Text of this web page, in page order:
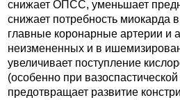
снижает ОПСС, уменьшает
снижает потребность миокарда
главные коронарные артерии и
неизмененных и в
увеличивает поступление
(особенно при
предотвращает развитие